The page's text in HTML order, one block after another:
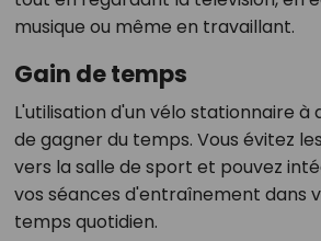
musique ou même en travaillant.
Gain de temps
L'utilisation d'un vélo stationnaire
de gagner du temps. Vous évitez
vers la salle de sport et pouvez
vos séances d'entraînement dans
temps quotidien.